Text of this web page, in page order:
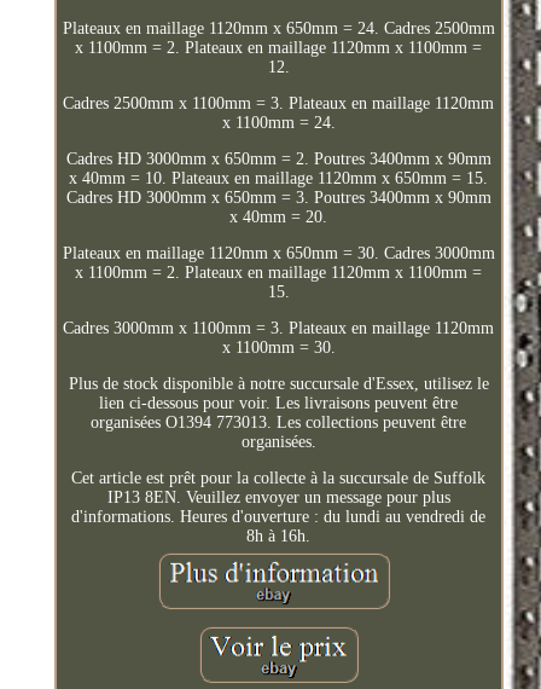
Plateaux en maillage 1120mm x 650mm = 24. Cadres 2500mm
x 1100mm = 2. Plateaux en maillage 1120mm x 1100mm =
12.
Cadres 2500mm x 1100mm = 3. Plateaux en maillage 1120mm
x 1100mm = 24.
Cadres HD 3000mm x 650mm = 2. Poutres 3400mm x 90mm
x 40mm = 10. Plateaux en maillage 1120mm x 650mm = 15.
Cadres HD 3000mm x 650mm = 3. Poutres 3400mm x 90mm
x 40mm = 20.
Plateaux en maillage 1120mm x 650mm = 30. Cadres 3000mm
x 1100mm = 2. Plateaux en maillage 1120mm x 1100mm =
15.
Cadres 3000mm x 1100mm = 3. Plateaux en maillage 1120mm
x 1100mm = 30.
Plus de stock disponible à notre succursale d'Essex, utilisez le
lien ci-dessous pour voir. Les livraisons peuvent être
organisées O1394 773013. Les collections peuvent être
organisées.
Cet article est prêt pour la collecte à la succursale de Suffolk
IP13 8EN. Veuillez envoyer un message pour plus
d'informations. Heures d'ouverture : du lundi au vendredi de
8h à 16h.